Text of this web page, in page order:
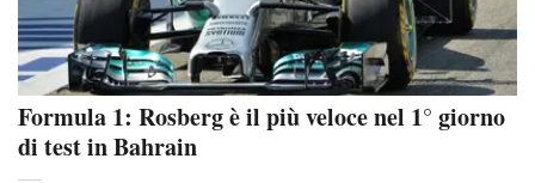
Formula 1: Rosberg è il più veloce nel 1° giorno
di test in Bahrain